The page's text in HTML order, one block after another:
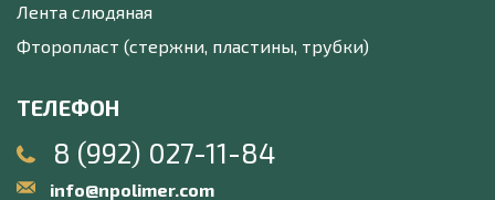
Лента слюдяная
Фторопласт (стержни, пластины, трубки)
ТЕЛЕФОН
8 (992) 027-11-84
info@npolimer.com